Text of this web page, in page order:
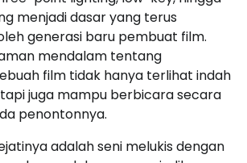
menjadi dasar yang terus
generasi baru pembuat film.
mendalam tentang
film tidak hanya terlihat indah
juga mampu berbicara secara
penontonnya.
adalah seni melukis dengan